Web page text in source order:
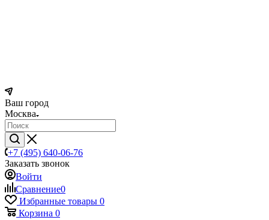
Ваш город
Москва
+7 (495) 640-06-76
Заказать звонок
Войти
Сравнение0
Избранные товары 0
Корзина 0